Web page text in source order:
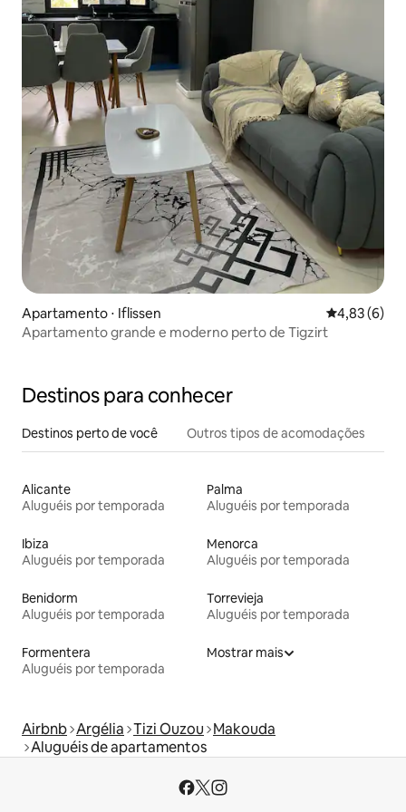
Apartamento ⋅ Iflissen 4,83 de uma
4,83 (6)
Apartamento grande e moderno perto de Tigzirt
Destinos para conhecer
Destinos perto de você Outros tipos de acomodações
Alicante
Aluguéis por temporada
Palma
Aluguéis por temporada
Ibiza
Aluguéis por temporada
Menorca
Aluguéis por temporada
Benidorm
Aluguéis por temporada
Torrevieja
Aluguéis por temporada
Formentera
Aluguéis por temporada
Mostrar mais
Airbnb Argélia Tizi Ouzou Makouda
Aluguéis de apartamentos